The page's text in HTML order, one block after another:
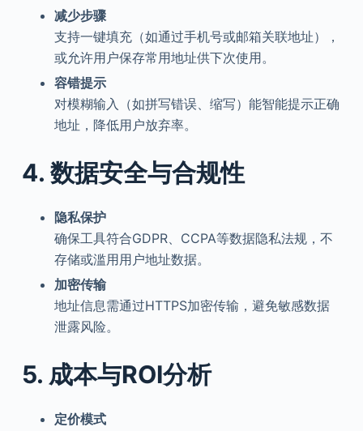
减少步骤
支持一键填充（如通过手机号或邮箱关联地址），
或允许用户保存常用地址供下次使用。
容错提示
对模糊输入（如拼写错误、缩写）能智能提示正确
地址，降低用户放弃率。
4. 数据安全与合规性
隐私保护
确保工具符合GDPR、CCPA等数据隐私法规，不
存储或滥用用户地址数据。
加密传输
地址信息需通过HTTPS加密传输，避免敏感数据
泄露风险。
5. 成本与ROI分析
定价模式